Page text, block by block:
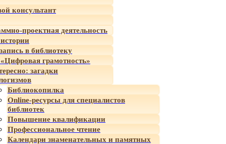
консультант
проектная деятельность
в библиотеку
грамотность»
загадки
Библиокопилка
Online-ресурсы для специалистов
библиотек
Повышение квалификации
Профессиональное чтение
Календари знаменательных и памятных